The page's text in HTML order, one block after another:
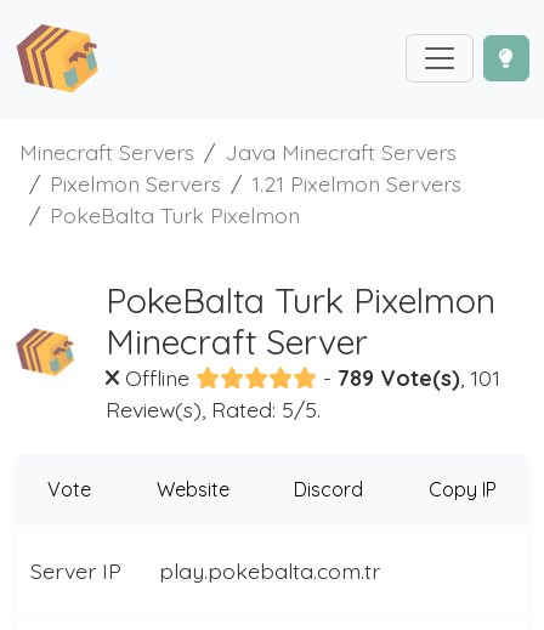
Minecraft Servers
Java Minecraft Servers
Pixelmon Servers
1.21 Pixelmon Servers
PokeBalta Turk Pixelmon
PokeBalta Turk Pixelmon
Minecraft Server
Offline - 789 Vote(s), 101
Review(s), Rated: 5/5.
Vote Website Discord Copy IP
Server IP play.pokebalta.com.tr